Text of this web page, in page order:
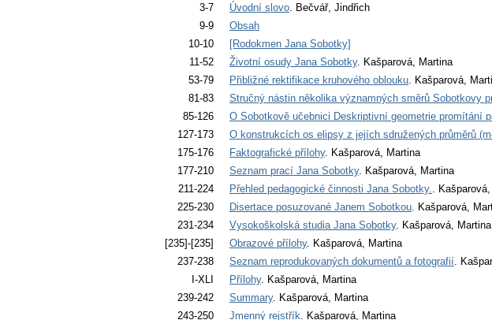
3-7
Úvodní slovo . Bečvář, Jindřich
9-9
Obsah
10-10
[Rodokmen Jana Sobotky]
11-52
Životní osudy Jana Sobotky. Kašparová, Martina
53-79
Přibližné rektifikace kruhového oblouku . Kašparová,
81-83
Stručný nástin několika významných směrů Sobotkovy
85-126
O Sobotkově učebnici Deskriptivní geometrie promítání
127-173
O konstrukcích os elipsy z jejích sdružených průměrů
175-176
Faktografické přílohy. Kašparová, Martina
177-210
Seznam prací Jana Sobotky. Kašparová, Martina
211-224
Přehled pedagogické činnosti Jana Sobotky.
.
225-230
Disertace posuzované Janem Sobotkou . Kašparová,
231-234
Vysokoškolská studia Jana Sobotky. Kašparová, Martina
[235]-[235]
Obrazové přílohy. Kašparová, Martina
237-238
Seznam reprodukovaných dokumentů a fotografií .
I-XLI
Přílohy. Kašparová, Martina
239-242
Summary. Kašparová, Martina
243-250
Jmenný rejstřík . Kašparová, Martina